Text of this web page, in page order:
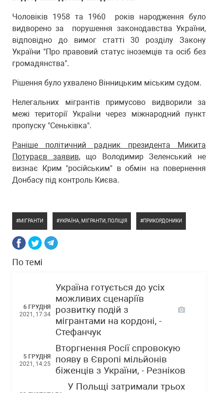
Чоловіків 1958 та 1960 років народження було
видворено за порушення законодавства України,
відповідно до вимог статті 30 розділу Закону
України "Про правовий статус іноземців та осіб без
громадянства".
Рішення було ухвалено Вінницьким міським судом.
Нелегальних мігрантів примусово видворили за
межі території України через міжнародний пункт
пропуску "Сеньківка".
Раніше політичний радник президента Микита
Потураєв заявив, що Володимир Зеленський не
визнає Крим "російським" в обмін на повернення
Донбасу під контроль Києва.
МІГРАНТИ УКРАЇНА, МІГРАНТИ, ПОЛІЦІЯ ПРИКОРДОНИКИ
По темі
6 ГРУДНЯ
2021, 17:34
Україна готується до усіх
можливих сценаріїв
розвитку подій з
мігрантами на кордоні, -
Стефанчук
5 ГРУДНЯ
2021, 14:25
Вторгнення Росії спровокую
появу в Європі мільйонів
біженців з України, - Резніков
У Польщі затримали трьох